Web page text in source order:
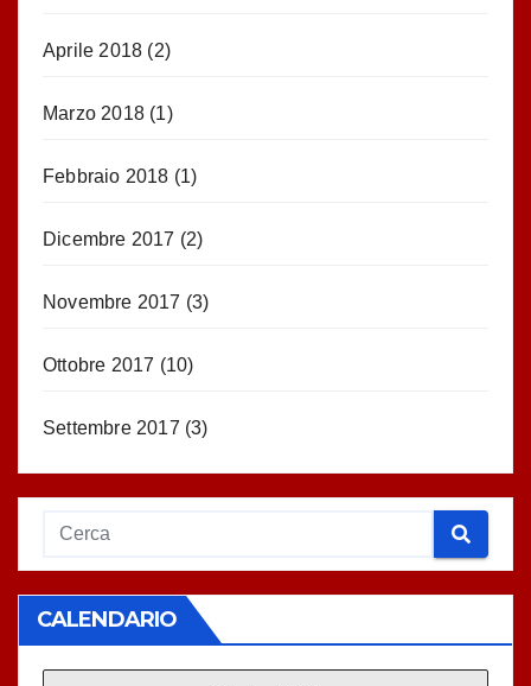
Aprile 2018 (2)
Marzo 2018 (1)
Febbraio 2018 (1)
Dicembre 2017 (2)
Novembre 2017 (3)
Ottobre 2017 (10)
Settembre 2017 (3)
CALENDARIO